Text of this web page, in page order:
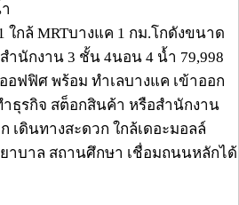
ใกล้ MRTบางแค 1 กม.โกดังขนาด
ำนักงาน 3 ชั้น 4นอน 4 น้ำ 79,998
อฟฟิศ พร้อม ทำเลบางแค เข้าออก
ำธุรกิจ สต็อกสินค้า หรือสำนักงาน
เดินทางสะดวก ใกล้เดอะมอลล์
าบาล สถานศึกษา เชื่อมถนนหลักได้